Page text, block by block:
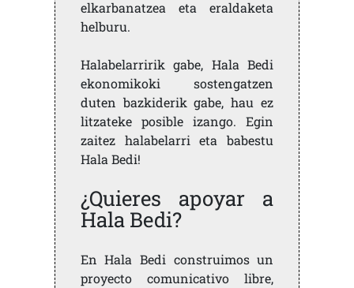
elkarbanatzea eta eraldaketa
helburu.
Halabelarririk gabe, Hala Bedi
ekonomikoki sostengatzen
duten bazkiderik gabe, hau ez
litzateke posible izango. Egin
zaitez halabelarri eta babestu
Hala Bedi!
¿Quieres apoyar a
Hala Bedi?
En Hala Bedi construimos un
proyecto comunicativo libre,